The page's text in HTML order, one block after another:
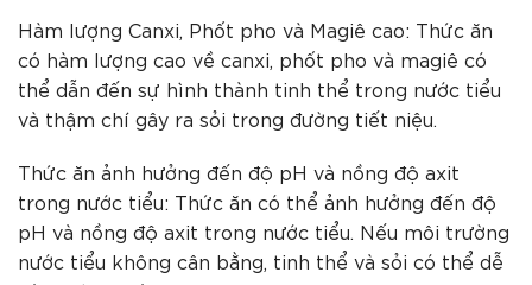
Hàm lượng Canxi, Phốt pho và Magiê cao: Thức ăn
có hàm lượng cao về canxi, phốt pho và magiê có
thể dẫn đến sự hình thành tinh thể trong nước tiểu
và thậm chí gây ra sỏi trong đường tiết niệu.
Thức ăn ảnh hưởng đến độ pH và nồng độ axit
trong nước tiểu: Thức ăn có thể ảnh hưởng đến độ
pH và nồng độ axit trong nước tiểu. Nếu môi trường
nước tiểu không cân bằng, tinh thể và sỏi có thể dễ